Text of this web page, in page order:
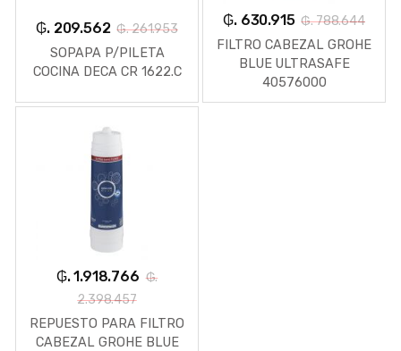
₲. 209.562 ₲. 261.953
SOPAPA P/PILETA
COCINA DECA CR 1622.C
₲. 630.915 ₲. 788.644
FILTRO CABEZAL GROHE
BLUE ULTRASAFE
40576000
₲. 1.918.766 ₲.
2.398.457
REPUESTO PARA FILTRO
CABEZAL GROHE BLUE